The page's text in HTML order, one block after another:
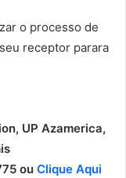
o processo de
receptor parara
UP Azamerica,
ou Clique Aqui